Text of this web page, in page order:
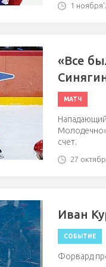
1
«Все
МАТЧ
счет.
27
Иван
СОБЫТИЕ
Форвард